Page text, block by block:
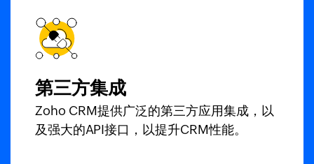
第三方集成
Zoho CRM提供广泛的第三方应用集成，以
及强大的API接口，以提升CRM性能。